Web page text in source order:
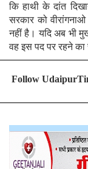
कि हाथी के दांत
सरकार को
नहीं है। यदि अब भी
वह इस पद पर रहने
Follow